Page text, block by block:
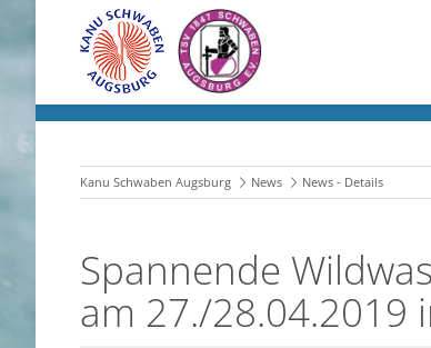
Kanu Schwaben Augsburg News News - Details
Spannende
am 27./28.04.2019